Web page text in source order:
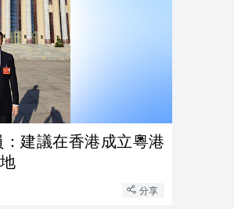
：建議在香港成立粵港
分享